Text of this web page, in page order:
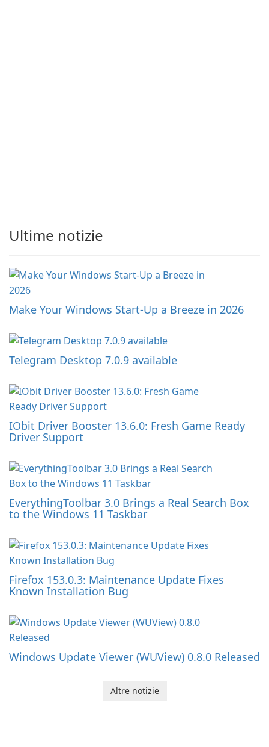
Ultime notizie
Make Your Windows Start-Up a Breeze in 2026
Telegram Desktop 7.0.9 available
IObit Driver Booster 13.6.0: Fresh Game Ready
Driver Support
EverythingToolbar 3.0 Brings a Real Search Box
to the Windows 11 Taskbar
Firefox 153.0.3: Maintenance Update Fixes
Known Installation Bug
Windows Update Viewer (WUView) 0.8.0 Released
Altre notizie